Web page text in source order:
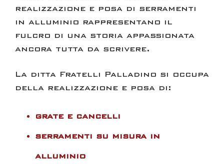
realizzazione e posa di serramenti
in alluminio rappresentano il
fulcro di una storia appassionata
ancora tutta da scrivere.
La ditta Fratelli Palladino si occupa
della realizzazione e posa di:
grate e cancelli
serramenti su misura in
alluminio